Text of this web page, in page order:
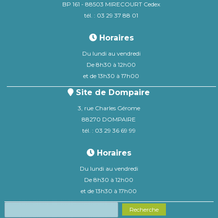
BP 161 - 88503 MIRECOURT Cedex
tél. : 03 29 37 88 01
Horaires
Du lundi au vendredi
De 8h30 à 12h00
et de 13h30 à 17h00
Site de Dompaire
3, rue Charles Gérome
88270 DOMPAIRE
tél. : 03 29 36 69 99
Horaires
Du lundi au vendredi
De 8h30 à 12h00
et de 13h30 à 17h00
Recherche